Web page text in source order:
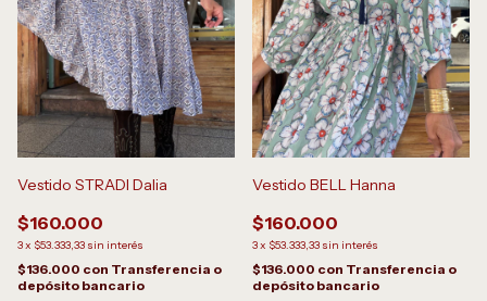
Vestido STRADI Dalia
$160.000
3x $53.333,33 sin interés
$136.000 con Transferencia o
depósito bancario
Vestido BELL Hanna
$160.000
3x $53.333,33 sin interés
$136.000 con Transferencia o
depósito bancario